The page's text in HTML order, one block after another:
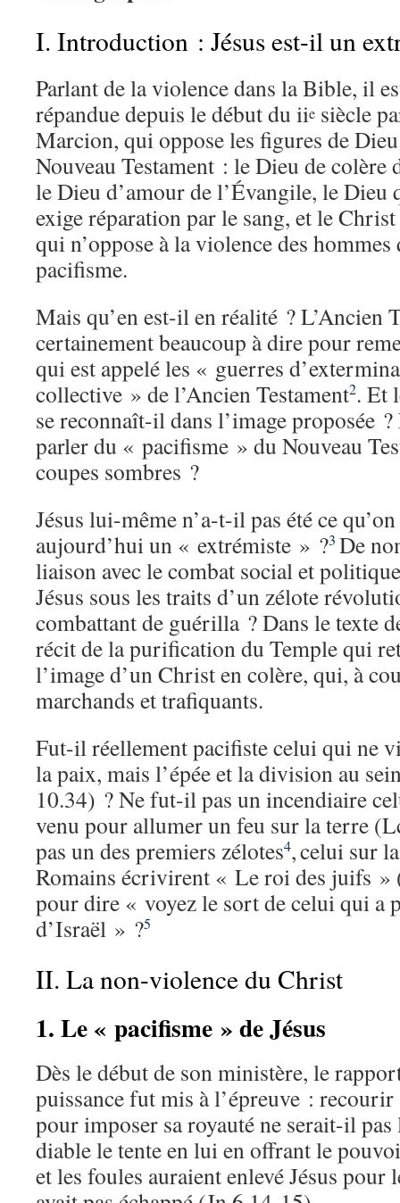
I. Introduction : Jésus est-il un
Parlant de la violence dans la Bible, il
répandue depuis le début du iie siècle
Marcion, qui oppose les figures de
Nouveau Testament : le Dieu de colère
le Dieu d’amour de l’Évangile, le Dieu
exige réparation par le sang, et le
qui n’oppose à la violence des
pacifisme.
Mais qu’en est-il en réalité ? L’Ancien
certainement beaucoup à dire pour
qui est appelé les « guerres
collective » de l’Ancien Testament2. Et
se reconnaît-il dans l’image proposée
parler du « pacifisme » du Nouveau
coupes sombres ?
Jésus lui-même n’a-t-il pas été ce
aujourd’hui un « extrémiste » ?3 De
liaison avec le combat social et
Jésus sous les traits d’un zélote
combattant de guérilla ? Dans le texte
récit de la purification du Temple qui
l’image d’un Christ en colère, qui, à
marchands et trafiquants.
Fut-il réellement pacifiste celui qui ne
la paix, mais l’épée et la division au
10.34) ? Ne fut-il pas un incendiaire
venu pour allumer un feu sur la terre
pas un des premiers zélotes4,celui sur
Romains écrivirent « Le roi des juifs »
pour dire « voyez le sort de celui qui a
d’Israël » ?5
II. La non-violence du Christ
1. Le « pacifisme » de Jésus
Dès le début de son ministère, le
puissance fut mis à l’épreuve : recourir
pour imposer sa royauté ne serait-il
diable le tente en lui en offrant le
et les foules auraient enlevé Jésus